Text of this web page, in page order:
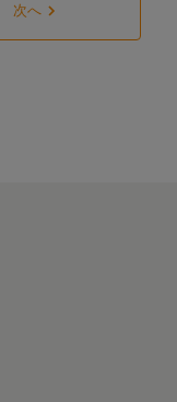
次へ